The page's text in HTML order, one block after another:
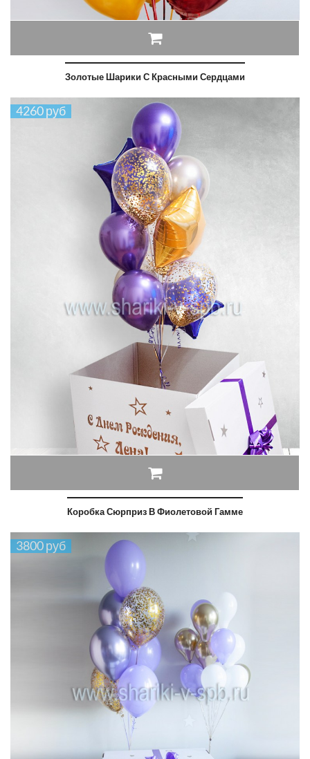
Золотые Шарики С Красными Сердцами
4260 руб
Коробка Сюрприз В Фиолетовой Гамме
3800 руб